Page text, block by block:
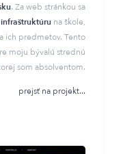
. Za web stránkou sa
na škole,
a ich predmetov. Tento
moju bývalú strednú
som absolventom.
prejsť na projekt